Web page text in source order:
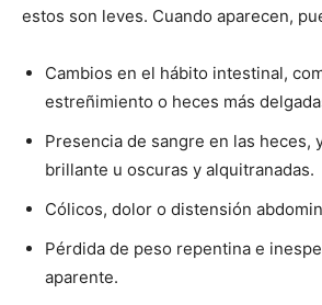
estos son leves. Cuando aparecen,
Cambios en el hábito intestinal,
estreñimiento o heces más
Presencia de sangre en las heces,
brillante u oscuras y alquitranadas.
Cólicos, dolor o distensión
Pérdida de peso repentina e
aparente.